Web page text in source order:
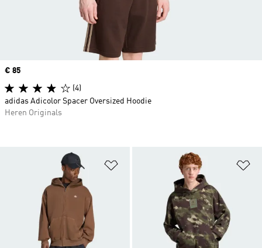
Op verlanglijst zetten
Price
€ 85
(4)
adidas Adicolor Spacer Oversized Hoodie
Heren Originals